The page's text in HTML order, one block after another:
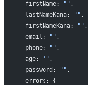
  firstName:
"" ,
  lastNameKana:
"" ,
  firstNameKana:
"" ,
  email:
"" ,
  phone:
"" ,
  age:
"" ,
  password:
"" ,
  errors: {